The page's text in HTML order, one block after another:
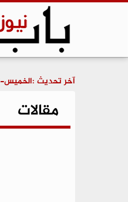
آخر تحديث :الخميس-06 أغسطس 2026-05:25م
مقالات